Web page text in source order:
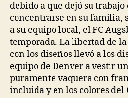
debido a que dejó su trabajo
concentrarse en su familia,
a su equipo local, el FC
temporada. La libertad de
con los diseños llevó a los
equipo de Denver a vestir
puramente vaquera con
incluida y en los colores del